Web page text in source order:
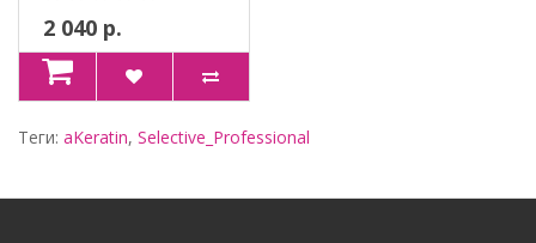
2 040 р.
Теги: aKeratin, Selective_Professional